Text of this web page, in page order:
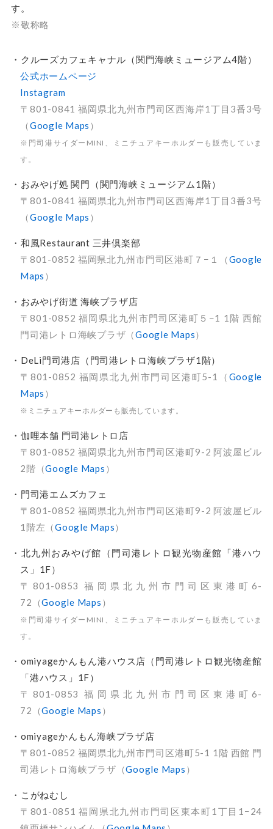
す。
※敬称略
・クルーズカフェキャナル（関門海峡ミュージアム4階）
公式ホームページ
Instagram
〒801-0841 福岡県北九州市門司区西海岸1丁目3番3号
（Google Maps ）
※門司港サイダーMINI、ミニチュアキーホルダーも販売していま
す。
・おみやげ処 関門（関門海峡ミュージアム1階）
〒801-0841 福岡県北九州市門司区西海岸1丁目3番3号
（Google Maps ）
・和風Restaurant 三井倶楽部
〒801-0852 福岡県北九州市門司区港町７−１（Google
Maps ）
・おみやげ街道 海峡プラザ店
〒801-0852 福岡県北九州市門司区港町５−1 1階 西館
門司港レトロ海峡プラザ（Google Maps）
・DeLi門司港店（門司港レトロ海峡プラザ1階）
〒801-0852 福岡県北九州市門司区港町5-1（ Google
Maps ）
※ミニチュアキーホルダーも販売しています。
・伽哩本舗 門司港レトロ店
〒801-0852 福岡県北九州市門司区港町9-2 阿波屋ビル
2階（Google Maps ）
・門司港エムズカフェ
〒801-0852 福岡県北九州市門司区港町9-2 阿波屋ビル
1階左（Google Maps）
・北九州おみやげ館（門司港レトロ観光物産館「港ハウ
ス」1F）
〒801-0853 福岡県北九州市門司区東港町6-
72（Google Maps ）
※門司港サイダーMINI、ミニチュアキーホルダーも販売していま
す。
・omiyageかんもん港ハウス店（門司港レトロ観光物産館
「港ハウス」1F）
〒801-0853 福岡県北九州市門司区東港町6-
72（Google Maps ）
・omiyageかんもん海峡プラザ店
〒801-0852 福岡県北九州市門司区港町5-1 1階 西館 門
司港レトロ海峡プラザ（Google Maps ）
・こがねむし
〒801-0851 福岡県北九州市門司区東本町1丁目1−24